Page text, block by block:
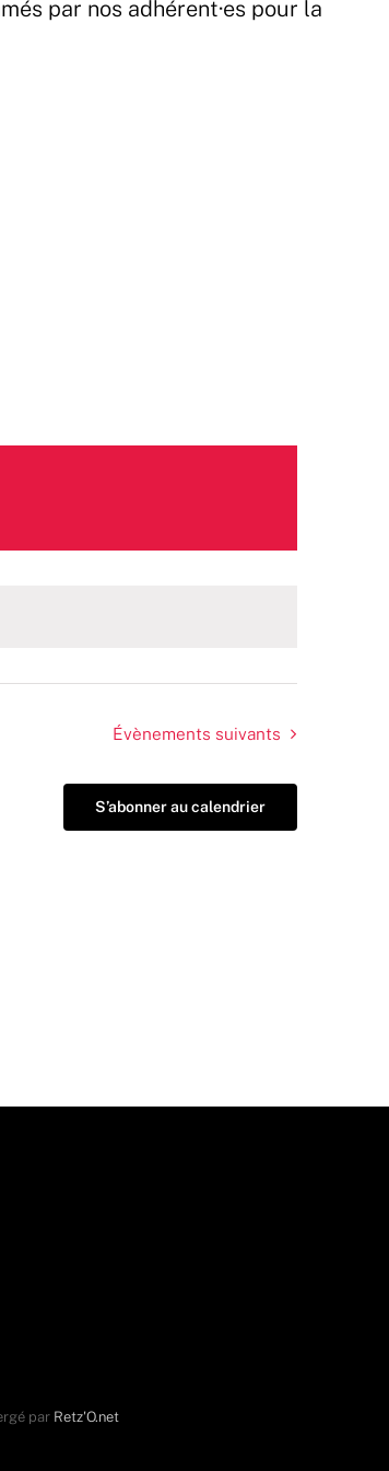
par nos adhérent·es pour la
Évènements suivants
S’abonner au calendrier
par Retz'O.net